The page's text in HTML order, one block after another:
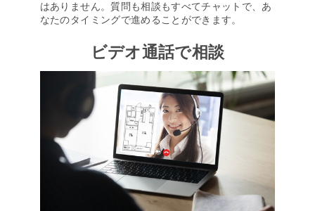
はありません。質問も相談もすべてチャットで、あ
なたのタイミングで進めることができます。
ビデオ通話で相談